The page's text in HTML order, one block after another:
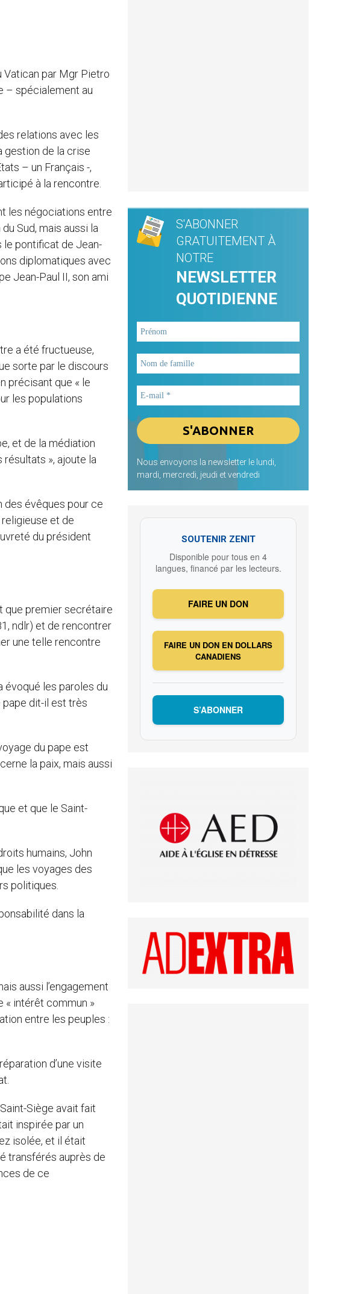
Vatican par Mgr Pietro
– spécialement au
relations avec les
gestion de la crise
– un Français -,
à la rencontre.
les négociations entre
Sud, mais aussi la
le pontificat de Jean-
diplomatiques avec
Jean-Paul II, son ami
a été fructueuse,
sorte par le discours
précisant que « le
les populations
et de la médiation
», ajoute la
des évêques pour ce
et de
du président
que premier secrétaire
ndlr) et de rencontrer
une telle rencontre
évoqué les paroles du
pape dit-il est très
du pape est
la paix, mais aussi
et que le Saint-
humains, John
les voyages des
politiques.
dans la
aussi l’engagement
« intérêt commun »
entre les peuples :
d’une visite
Siège avait fait
inspirée par un
isolée, et il était
transférés auprès de
de ce
S'ABONNER
GRATUITEMENT À
NOTRE
NEWSLETTER
QUOTIDIENNE
Nous envoyons la newsletter le lundi,
mardi, mercredi, jeudi et vendredi
SOUTENIR ZENIT
Disponible pour tous en 4
langues, financé par les lecteurs.
FAIRE UN DON
FAIRE UN DON EN DOLLARS
CANADIENS
S’ABONNER